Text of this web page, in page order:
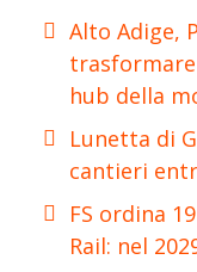
Alto Adige,
hub della
Lunetta di
cantieri
FS ordina
Rail: nel